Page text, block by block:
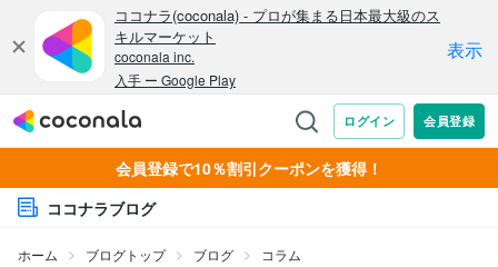
会員登録で10％割引クーポンを獲得！
ココナラブログ
ホーム ブログトップ ブログ コラム